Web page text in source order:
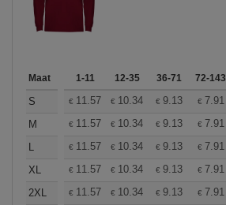
Maat 1-11 12-35 36-71 72-143
S € 11.57 € 10.34 € 9.13 € 7.91
M
€ 11.57 € 10.34 € 9.13 € 7.91
L
€ 11.57 € 10.34 € 9.13 € 7.91
XL
€ 11.57 € 10.34 € 9.13 € 7.91
2XL
€ 11.57 € 10.34 € 9.13 € 7.91